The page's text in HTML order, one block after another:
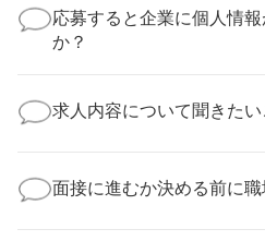
実際に医療キャリアナビを
の多くは、複数応募して自
います。
応募すると企業に個人情
か？
業様に個人情報が送られる
より詳細な求人情報をご確
求人内容について聞きた
してお答えいたします。
勤務体制や職場の雰囲気、
面接に進むか決める前に